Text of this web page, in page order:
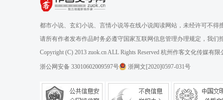
都市小说、玄幻小说、言情小说等在线小说阅读网站，未经许可不得
请所有作者发布作品时务必遵守国家互联网信息管理办理规定，我们
Copyright (C) 2013 zuok.cn ALL Rights Reserved 杭州作客文化传媒有
浙公网安备 33010602009597号 浙网文[2020]0597-031号